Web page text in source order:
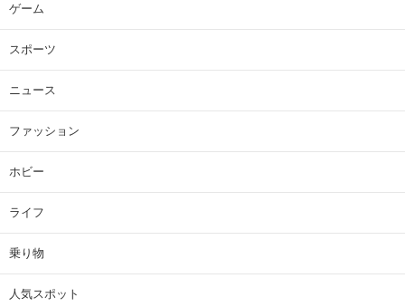
ゲーム
スポーツ
ニュース
ファッション
ホビー
ライフ
乗り物
人気スポット